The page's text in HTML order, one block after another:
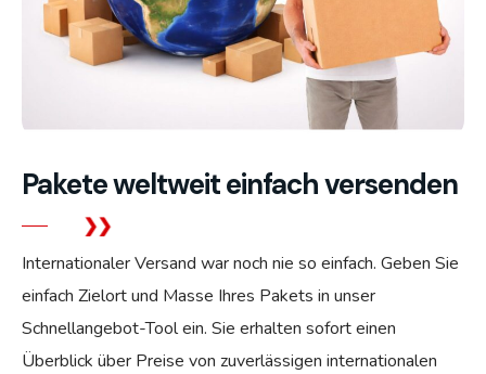
Pakete weltweit einfach versenden
Internationaler Versand war noch nie so einfach. Geben Sie
einfach Zielort und Masse Ihres Pakets in unser
Schnellangebot-Tool ein. Sie erhalten sofort einen
Überblick über Preise von zuverlässigen internationalen